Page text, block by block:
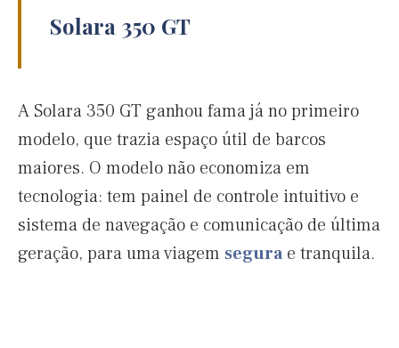
Solara 350 GT
A Solara 350 GT ganhou fama já no primeiro
modelo, que trazia espaço útil de barcos
maiores. O modelo não economiza em
tecnologia: tem painel de controle intuitivo e
sistema de navegação e comunicação de última
geração, para uma viagem segura e tranquila.